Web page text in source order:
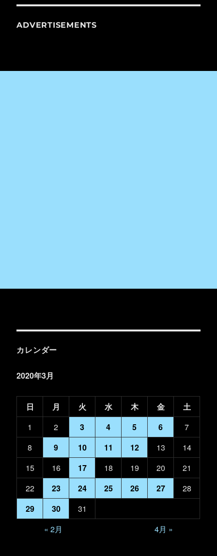
ADVERTISEMENTS
カレンダー
2020年3月
日 月 火 水 木 金
土
1
2 3 4 5 6
7
8
9 10 11 12 13
14
15
16 17 18 19 20
21
22
23 24 25 26 27
28
29
30
31
« 2月
4月 »